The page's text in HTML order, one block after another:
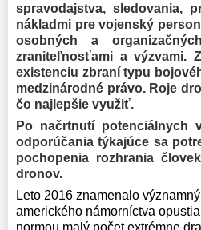
spravodajstva, sledovania,
nákladmi pre vojenský
osobných a
zraniteľnosťami a výzvami.
existenciu zbraní typu
medzinárodné právo. Roje
čo najlepšie využiť.
Po načrtnutí
odporúčania týkajúce sa
pochopenia rozhrania
dronov.
Leto 2016 znamenalo
amerického námorníctva